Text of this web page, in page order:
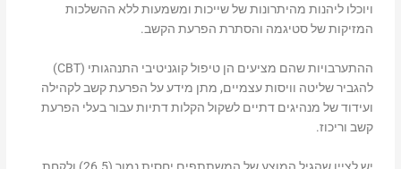
ויוכלו ליהנות מהיתרונות של שייכות ומשמעות ללא ההשלכות
המזיקות של סטיגמה והסתרת הפרעת הקשב.
ההתערבויות שהם מציעים הן טיפול קוגניטיבי התנהגותי (CBT)
להגביר שליטה וויסות עצמיים, מתן מידע על הפרעת קשב לקהילה
ועידוד של מנהיגים דתיים לשקול הקלות דתיות עבור בעלי הפרעת
קשב וריכוז.